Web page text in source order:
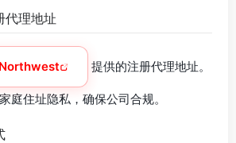
代理地址
Northwest 提供的注册代理地址。
庭住址隐私，确保公司合规。